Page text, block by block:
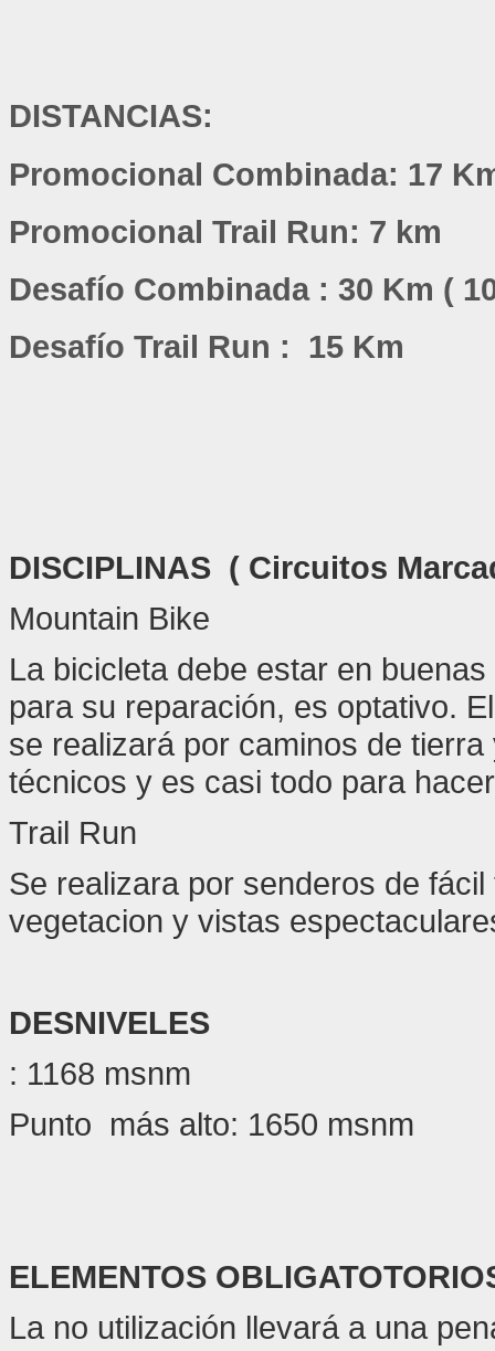
DISTANCIAS:
Promocional Combinada: 17
Promocional Trail Run: 7 km
Desafío Combinada : 30 Km (
Desafío Trail Run : 15 Km
DISCIPLINAS ( Circuitos
Mountain Bike
La bicicleta debe estar en
para su reparación, es optativo.
se realizará por caminos de
técnicos y es casi todo para
Trail Run
Se realizara por senderos de
vegetacion y vistas
DESNIVELES
: 1168 msnm
Punto más alto: 1650 msnm
ELEMENTOS
La no utilización llevará a una